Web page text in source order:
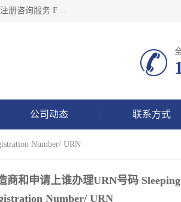
深圳市鼎顺检测认证有限公司专注于各类产品出口注册 产品注册 美国URN注册 跨境电商产品出口注册 产品出口注册咨询服务 FDA食品注册等我们是一家商务服务公司，为客户提供商标注册，本公司实力雄厚，能满足客户多种需求。
公司动态 联系方式
Number/ URN
商和申请上谁办理URN号码
Number/ URN